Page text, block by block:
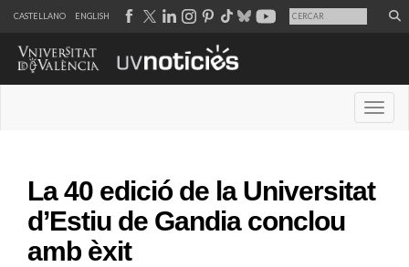
CASTELLANO ENGLISH
La 40 edició de la Universitat
d’Estiu de Gandia conclou
amb èxit